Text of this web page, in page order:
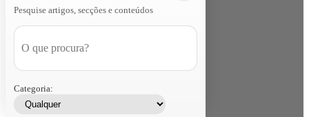
Pesquise artigos, secções e conteúdos
Categoria: